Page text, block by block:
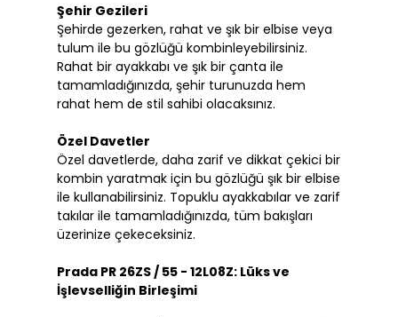
Şehir Gezileri
Şehirde gezerken, rahat ve şık bir elbise veya
tulum ile bu gözlüğü kombinleyebilirsiniz.
Rahat bir ayakkabı ve şık bir çanta ile
tamamladığınızda, şehir turunuzda hem
rahat hem de stil sahibi olacaksınız.
Özel Davetler
Özel davetlerde, daha zarif ve dikkat çekici bir
kombin yaratmak için bu gözlüğü şık bir elbise
ile kullanabilirsiniz. Topuklu ayakkabılar ve zarif
takılar ile tamamladığınızda, tüm bakışları
üzerinize çekeceksiniz.
Prada PR 26ZS / 55 - 12L08Z: Lüks ve
İşlevselliğin Birleşimi